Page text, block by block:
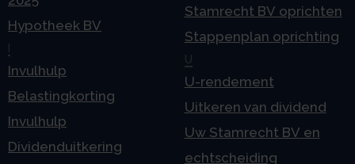
Hypotheek BV
Invulhulp
Belastingkorting
Invulhulp
Dividenduitkering
Stamrecht BV oprichten
Stappenplan oprichting
U
U-rendement
Uitkeren van dividend
Uw Stamrecht BV en
echtscheiding